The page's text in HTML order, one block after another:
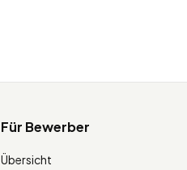
Für Bewerber
Übersicht